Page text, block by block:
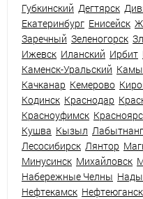
Губкинский Дегтярск
Екатеринбург Енисейск
Заречный Зеленогорск
Ижевск Иланский Ирбит
Каменск-Уральский
Качканар Кемерово
Кодинск Краснодар
Красноуфимск
Кушва Кызыл
Лесосибирск Лянтор
Минусинск Михайловск
Набережные Челны
Нефтекамск Нефтеюганск